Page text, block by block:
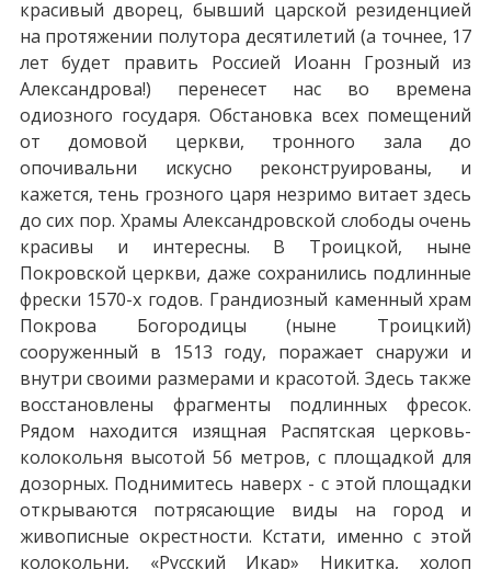
красивый дворец, бывший царской резиденцией
на протяжении полутора десятилетий (а точнее, 17
лет будет править Россией Иоанн Грозный из
Александрова!) перенесет нас во времена
одиозного государя. Обстановка всех помещений
от домовой церкви, тронного зала до
опочивальни искусно реконструированы, и
кажется, тень грозного царя незримо витает здесь
до сих пор. Храмы Александровской слободы очень
красивы и интересны. В Троицкой, ныне
Покровской церкви, даже сохранились подлинные
фрески 1570-х годов. Грандиозный каменный храм
Покрова Богородицы (ныне Троицкий)
сооруженный в 1513 году, поражает снаружи и
внутри своими размерами и красотой. Здесь также
восстановлены фрагменты подлинных фресок.
Рядом находится изящная Распятская церковь-
колокольня высотой 56 метров, с площадкой для
дозорных. Поднимитесь наверх - с этой площадки
открываются потрясающие виды на город и
живописные окрестности. Кстати, именно с этой
колокольни, «Русский Икар» Никитка, холоп